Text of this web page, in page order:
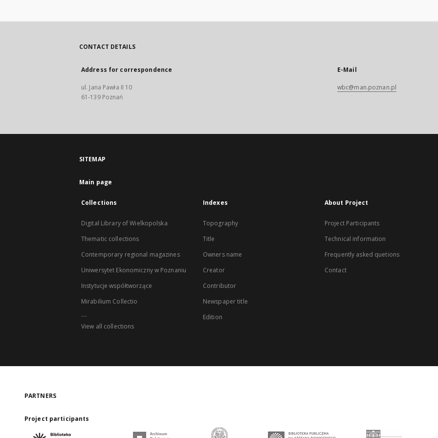
negotiis exercitatio. Tum
Regium sua opera redegit:
CONTACT DETAILS
Address for correspondence
ul. Jana Pawła II 10
61-139 Poznań
E-Mail
wbc@man.poznan.pl
SITEMAP
Main page
Collections
Digital Library of Wielkopolska
Thematic collections
Contemporary regional magazines
Uniwersytet Ekonomiczny w Poznaniu
Instytucje współtworzące
Mirabilium Collectio
...
View all collections
Indexes
Topography
Title
Owners name
Creator
Contributor
Newspaper title
Edition
About Project
Project Participants
Technical information
Frequently asked quetions
Contact
PARTNERS
Project participants